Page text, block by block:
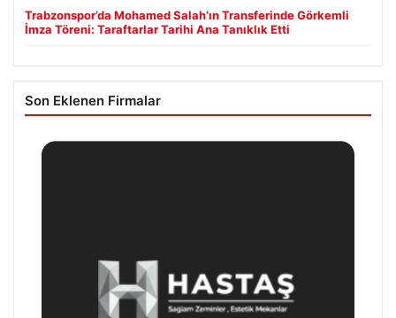
Trabzonspor’da Mohamed Salah’ın Transferinde Görkemli
İmza Töreni: Taraftarlar Tarihi Ana Tanıklık Etti
Son Eklenen Firmalar